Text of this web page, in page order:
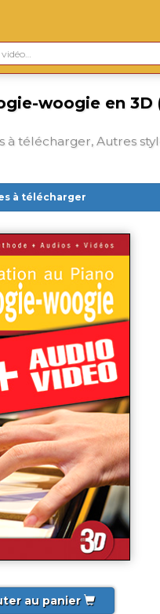
woogie en 3D
à télécharger, Autres
à télécharger
au panier